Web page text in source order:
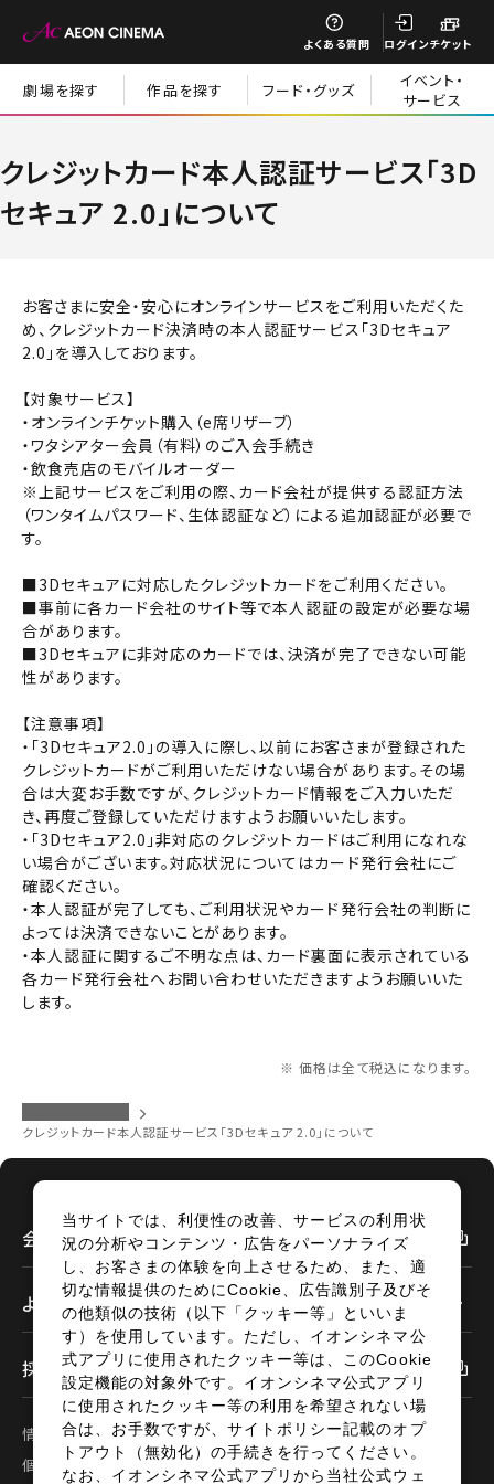
よくある質問 ログインチケット
チケット購入
チケットの購入は下記リンクより、劇場を選択の上、ご覧にな
りたい作品を選択しご購入ください。
他の劇場で購入される方はボタン下のリンクから劇場の選択へ
お進みください。
劇場を選択する
無料のワタシアターライト会員もあります。
予約を確認・変更する
チケットの予約状況の確認及び予約を変更したい場合は、
下記リンクよりご確認ください。
予約を変更する
閉じる
劇場を探す 作品を探す フード・グッズ
イベント・
サービス
クレジットカード本人認証サービス「3D
セキュア 2.0」について
お客さまに安全・安心にオンラインサービスをご利用いただくた
め、クレジットカード決済時の本人認証サービス「3Dセキュア
2.0」を導入しております。
【対象サービス】
・オンラインチケット購入（e席リザーブ）
​・ワタシアター会員（有料）のご入会手続き
・飲食売店のモバイルオーダー
※上記サービスをご利用の際、カード会社が提供する認証方法
（ワンタイムパスワード、生体認証など）による追加認証が必要で
す。
■3Dセキュアに対応したクレジットカードをご利用ください。
■事前に各カード会社のサイト等で本人認証の設定が必要な場
合があります。
■3Dセキュアに非対応のカードでは、決済が完了できない可能
性があります。
【注意事項】
・「3Dセキュア2.0」の導入に際し、以前にお客さまが登録された
クレジットカードがご利用いただけない場合があります。その場
合は大変お手数ですが、クレジットカード情報をご入力いただ
き、再度ご登録していただけますようお願いいたします。
・「3Dセキュア2.0」非対応のクレジットカードはご利用になれな
い場合がございます。対応状況についてはカード発行会社にご
確認ください。
・本人認証が完了しても、ご利用状況やカード発行会社の判断に
よっては決済できないことがあります。
・本人認証に関するご不明な点は、カード裏面に表示されている
各カード発行会社へお問い合わせいただきますようお願いいた
します。
※ 価格は全て税込になります。
クレジットカード本人認証サービス「3Dセキュア 2.0」について
会社情報
よくあるご質問
採用情報
情報セキュリティ
サイトポリシー
個人情報の取扱い
お問い合わせ
閉じる
閉じる
劇場を変更しますか？
劇場を変更すると、STEP2以降で選択いただいた情報は解除
されます。
変更しないで続ける
閉じる
上映日を変更しますか？
上映日を変更すると、STEP3以降で選択いただいた情報は解
除されます。
変更しないで続ける
当サイトでは、利便性の改善、サービスの利用状
況の分析やコンテンツ・広告をパーソナライズ
し、お客さまの体験を向上させるため、また、適
切な情報提供のためにCookie、広告識別子及びそ
の他類似の技術（以下「クッキー等」といいま
す）を使用しています。ただし、イオンシネマ公
式アプリに使用されたクッキー等は、このCookie
設定機能の対象外です。イオンシネマ公式アプリ
に使用されたクッキー等の利用を希望されない場
合は、お手数ですが、サイトポリシー記載のオプ
トアウト（無効化）の手続きを行ってください。
なお、イオンシネマ公式アプリから当社公式ウェ